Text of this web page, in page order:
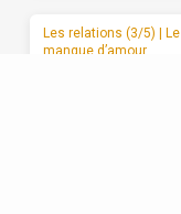
Les relations (3/5) | Le
manque d’amour